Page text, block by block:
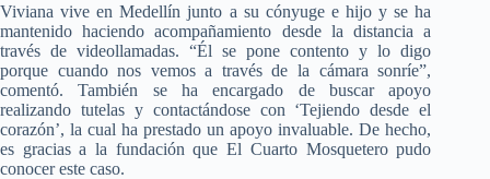
Viviana vive en Medellín junto a su cónyuge e hijo y se ha
mantenido haciendo acompañamiento desde la distancia a
través de videollamadas. “Él se pone contento y lo digo
porque cuando nos vemos a través de la cámara sonríe”,
comentó. También se ha encargado de buscar apoyo
realizando tutelas y contactándose con ‘Tejiendo desde el
corazón’, la cual ha prestado un apoyo invaluable. De hecho,
es gracias a la fundación que El Cuarto Mosquetero pudo
conocer este caso.